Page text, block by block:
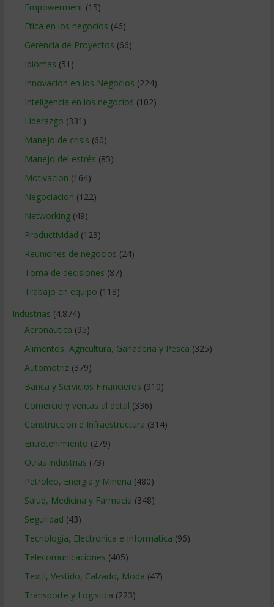
Empowerment (15)
Etica en los negocios (46)
Gerencia de Proyectos (66)
Idiomas (51)
Innovacion en los Negocios (224)
Inteligencia en los negocios (102)
Liderazgo (331)
Manejo de crisis (60)
Manejo del estrés (85)
Motivacion (164)
Negociacion (122)
Networking(49)
Productividad (123)
Reuniones de negocios (24)
Toma de decisiones (87)
Trabajo en equipo (118)
Industrias (4.874)
Aeronautica (95)
Alimentos, Agricultura, Ganaderia y Pesca (325)
Automotriz(379)
Banca y Servicios Financieros (910)
Comercio y ventas al detal (336)
Construccion e Infraestructura (314)
Entretenimiento (279)
Otras industrias (73)
Petroleo, Energia y Mineria (480)
Salud, Medicina y Farmacia (348)
Seguridad (43)
Tecnologia, Electronica e Informatica (96)
Telecomunicaciones (405)
Textil, Vestido, Calzado, Moda (47)
Transporte y Logistica (223)